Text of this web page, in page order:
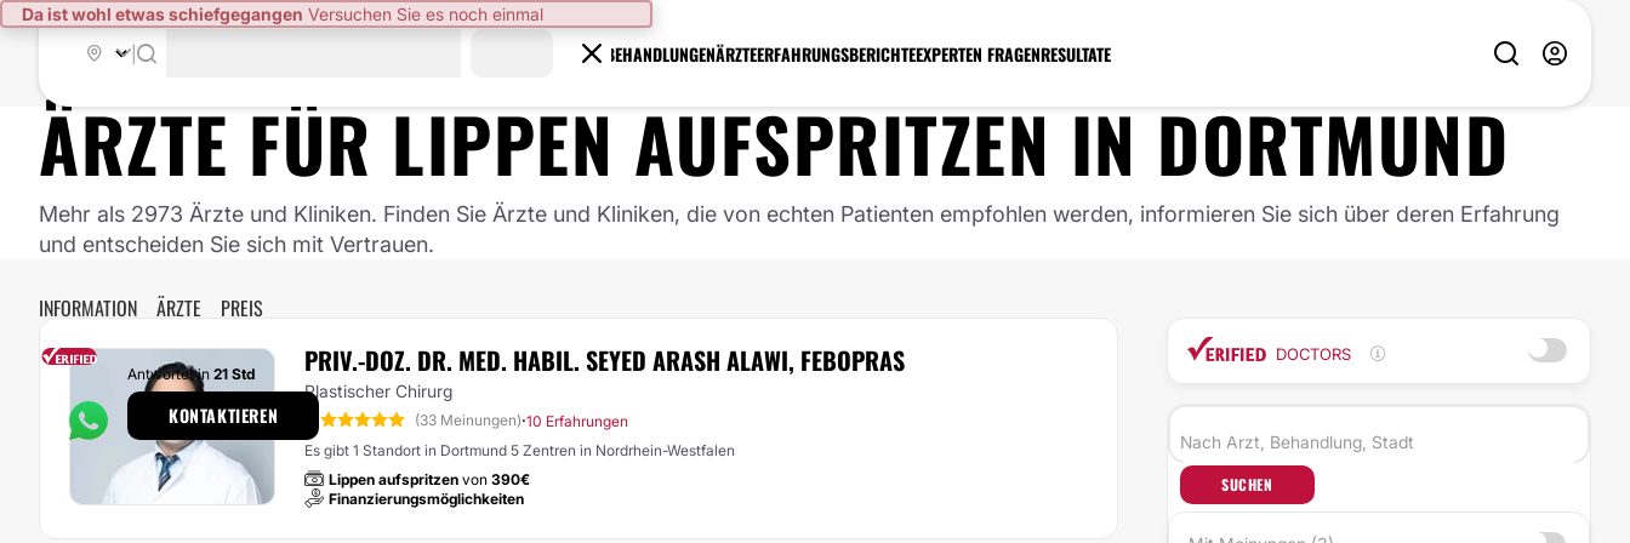
Da ist wohl etwas schiefgegangen Versuchen Sie es noch einmal
BEHANDLUNGENÄRZTEERFAHRUNGSBERICHTEEXPERTEN FRAGENRESULTATE
ÄRZTE FÜRLIPPEN AUFSPRITZENINDORTMUND
Mehr als 2973 Ärzte und Kliniken. Finden Sie Ärzte und Kliniken, die von echten Patienten empfohlen werden, informieren Sie sich über deren Erfahrung
und entscheiden Sie sich mit Vertrauen.
INFORMATION ÄRZTE PREIS
PRIV.-DOZ. DR. MED. HABIL. SEYED ARASH ALAWI, FEBOPRAS
Plastischer Chirurg
(33 Meinungen)·10 Erfahrungen
Es gibt 1 Standort in Dortmund 5 Zentren in Nordrhein-Westfalen
Lippen aufspritzen von 390€
Finanzierungsmöglichkeiten
Antwortet in 21 Std
KONTAKTIEREN
DOCTORS
SUCHEN